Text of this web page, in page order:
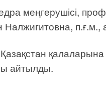
меңгерушісі,
айтылды.